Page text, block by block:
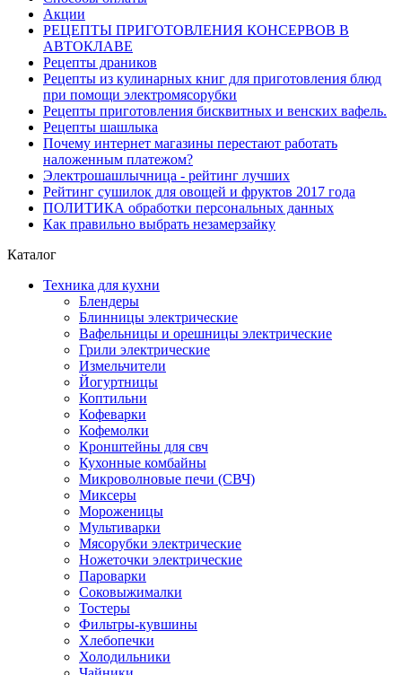
Акции
РЕЦЕПТЫ ПРИГОТОВЛЕНИЯ КОНСЕРВОВ В
АВТОКЛАВЕ
Рецепты драников
Рецепты из кулинарных книг для приготовления блюд
при помощи электромясорубки
Рецепты приготовления бисквитных и венских вафель.
Рецепты шашлыка
Почему интернет магазины перестают работать
наложенным платежом?
Электрошашлычница - рейтинг лучших
Рейтинг сушилок для овощей и фруктов 2017 года
ПОЛИТИКА обработки персональных данных
Как правильно выбрать незамерзайку
Каталог
Техника для кухни
Блендеры
Блинницы электрические
Вафельницы и орешницы электрические
Грили электрические
Измельчители
Йогуртницы
Коптильни
Кофеварки
Кофемолки
Кронштейны для свч
Кухонные комбайны
Микроволновые печи (СВЧ)
Миксеры
Мороженицы
Мультиварки
Мясорубки электрические
Ножеточки электрические
Пароварки
Соковыжималки
Тостеры
Фильтры-кувшины
Хлебопечки
Холодильники